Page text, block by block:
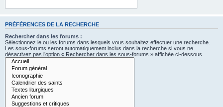
PRÉFÉRENCES DE LA RECHERCHE
Rechercher dans les forums :
Sélectionnez le ou les forums dans lesquels vous souhaitez effectuer une recherche.
Les sous-forums seront automatiquement inclus dans la recherche si vous ne
désactivez pas l’option « Rechercher dans les sous-forums » affichée ci-dessous.